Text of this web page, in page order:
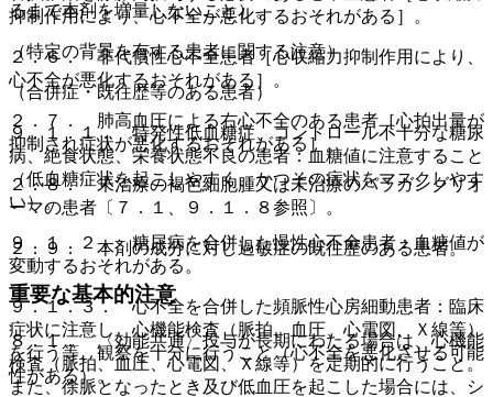
るまで本剤を増量しないこと）。
（特定の背景を有する患者に関する注意）
（合併症・既往歴等のある患者）
９．１．１． 特発性低血糖症、コントロール不十分な糖尿
病、絶食状態、栄養状態不良の患者：血糖値に注意すること
（低血糖症状を起こしやすく、かつその症状をマスクしやす
い）。
９．１．２． 糖尿病を合併した慢性心不全患者：血糖値が
変動するおそれがある。
９．１．３． 心不全を合併した頻脈性心房細動患者：臨床
症状に注意し、心機能検査（脈拍、血圧、心電図、Ｘ線等）
を行う等、観察を十分に行うこと（心不全を悪化させる可能
性がある）。
抑制作用により、心不全が悪化するおそれがある］。
２．６． 非代償性心不全患者［心収縮力抑制作用により、
心不全が悪化するおそれがある］。
２．７． 肺高血圧による右心不全のある患者［心拍出量が
抑制され症状が悪化するおそれがある］。
２．８． 未治療の褐色細胞腫又は未治療のパラガングリオ
ーマの患者〔７．１、９．１．８参照〕。
２．９． 本剤の成分に対し過敏症の既往歴のある患者。
重要な基本的注意
８．１． 〈効能共通〉投与が長期にわたる場合は、心機能
検査（脈拍、血圧、心電図、Ｘ線等）を定期的に行うこと。
また、徐脈となったとき及び低血圧を起こした場合には、シ